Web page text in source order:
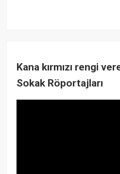
Kana kırmızı rengi
Sokak Röportajları